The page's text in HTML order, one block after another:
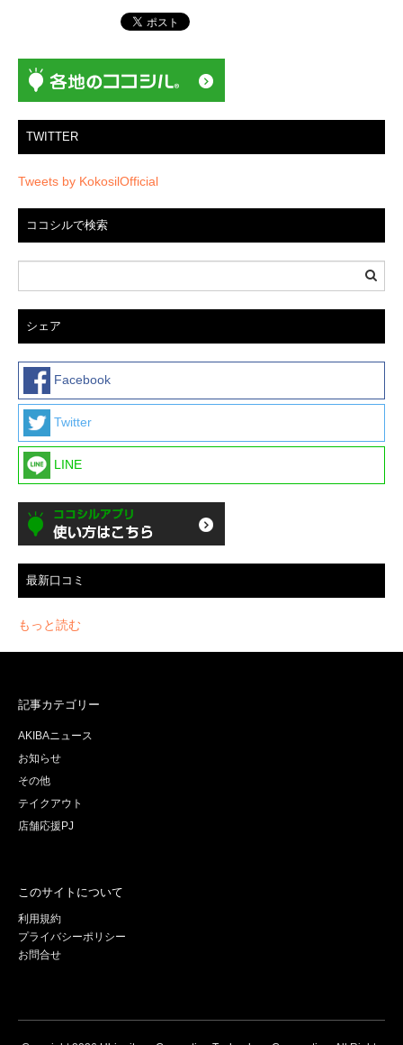
ン
TWITTER
Tweets by KokosilOfficial
ココシルで検索
シェア
Facebook
Twitter
LINE
最新口コミ
もっと読む
記事カテゴリー
AKIBAニュース
お知らせ
その他
テイクアウト
店舗応援PJ
このサイトについて
利用規約
プライバシーポリシー
お問合せ